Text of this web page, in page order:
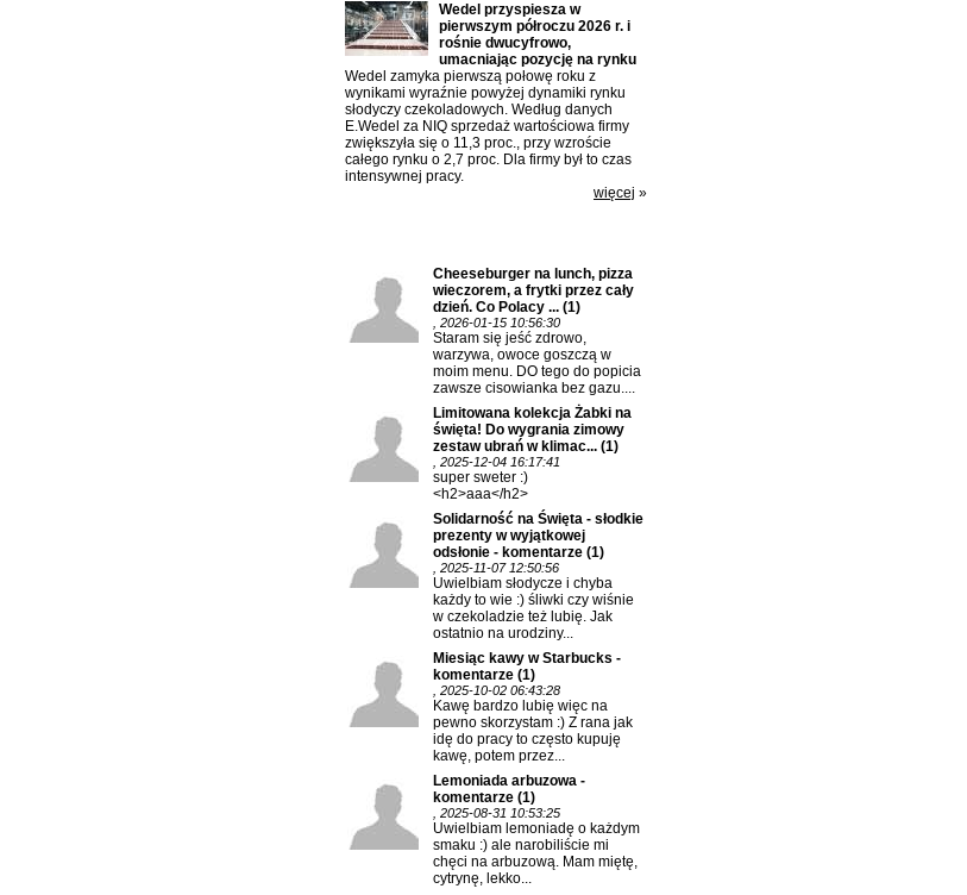
Wedel przyspiesza w
pierwszym półroczu 2026 r. i
rośnie dwucyfrowo,
umacniając pozycję na rynku
Wedel zamyka pierwszą połowę roku z
wynikami wyraźnie powyżej dynamiki rynku
słodyczy czekoladowych. Według danych
E.Wedel za NIQ sprzedaż wartościowa firmy
zwiększyła się o 11,3 proc., przy wzroście
całego rynku o 2,7 proc. Dla firmy był to czas
intensywnej pracy.
więcej »
Cheeseburger na lunch, pizza
wieczorem, a frytki przez cały
dzień. Co Polacy ... (1)
, 2026-01-15 10:56:30
Staram się jeść zdrowo,
warzywa, owoce goszczą w
moim menu. DO tego do popicia
zawsze cisowianka bez gazu....
Limitowana kolekcja Żabki na
święta! Do wygrania zimowy
zestaw ubrań w klimac... (1)
, 2025-12-04 16:17:41
super sweter :)
<h2>aaa</h2>
Solidarność na Święta - słodkie
prezenty w wyjątkowej
odsłonie - komentarze (1)
, 2025-11-07 12:50:56
Uwielbiam słodycze i chyba
każdy to wie :) śliwki czy wiśnie
w czekoladzie też lubię. Jak
ostatnio na urodziny...
Miesiąc kawy w Starbucks -
komentarze (1)
, 2025-10-02 06:43:28
Kawę bardzo lubię więc na
pewno skorzystam :) Z rana jak
idę do pracy to często kupuję
kawę, potem przez...
Lemoniada arbuzowa -
komentarze (1)
, 2025-08-31 10:53:25
Uwielbiam lemoniadę o każdym
smaku :) ale narobiliście mi
chęci na arbuzową. Mam miętę,
cytrynę, lekko...